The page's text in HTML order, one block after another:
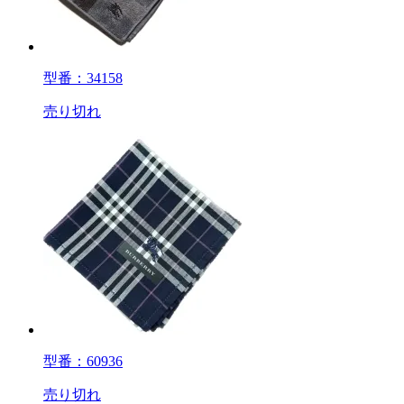
型番：34158
売り切れ
型番：60936
売り切れ